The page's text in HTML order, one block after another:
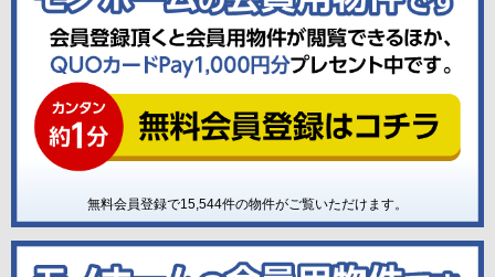
無料会員登録で15,544件の物件がご覧いただけます。